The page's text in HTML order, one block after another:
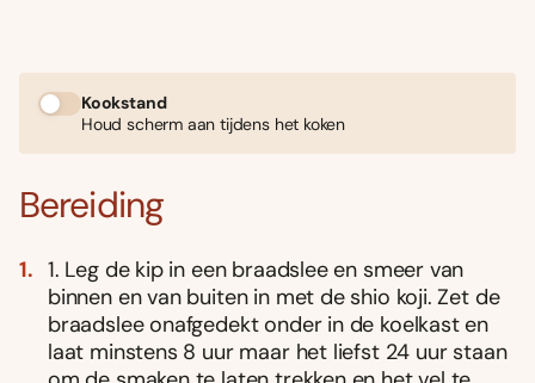
Kookstand
Houd scherm aan tijdens het koken
Bereiding
1. Leg de kip in een braadslee en smeer van
binnen en van buiten in met de shio koji. Zet de
braadslee onafgedekt onder in de koelkast en
laat minstens 8 uur maar het liefst 24 uur staan